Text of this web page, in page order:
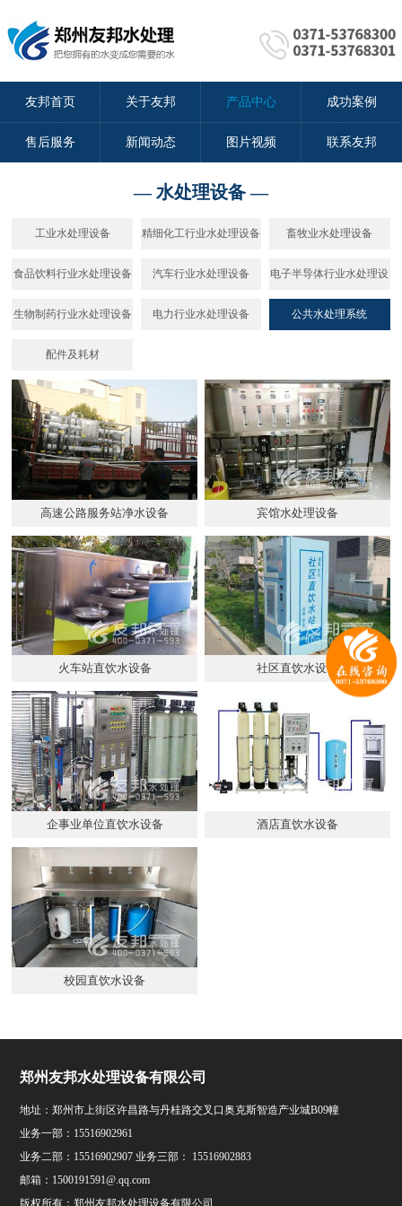
友邦首页 关于友邦 产品中心 成功案例
售后服务 新闻动态 图片视频 联系友邦
— 水处理设备 —
工业水处理设备 精细化工行业水处理设备 畜牧业水处理设备
食品饮料行业水处理设备 汽车行业水处理设备 电子半导体行业水处理设
生物制药行业水处理设备 电力行业水处理设备 公共水处理系统
配件及耗材
高速公路服务站净水设备 宾馆水处理设备
火车站直饮水设备 社区直饮水设备
企事业单位直饮水设备 酒店直饮水设备
校园直饮水设备
郑州友邦水处理设备有限公司
地址：郑州市上街区许昌路与丹桂路交叉口奥克斯智造产业城B09幢
业务一部：15516902961
业务二部：15516902907 业务三部： 15516902883
邮箱：1500191591@.qq.com
版权所有：郑州友邦水处理设备有限公司